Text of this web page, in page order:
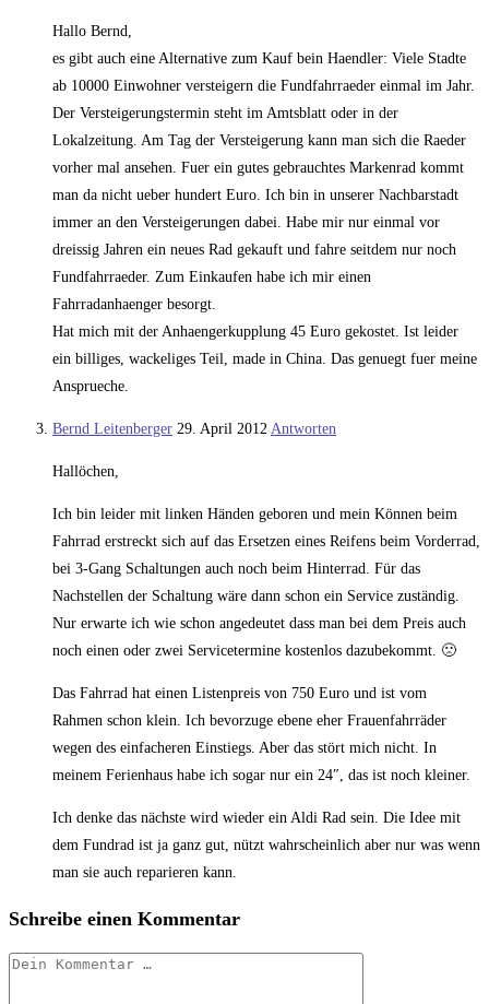
Hallo Bernd,
es gibt auch eine Alternative zum Kauf bein Haendler: Viele Stadte
ab 10000 Einwohner versteigern die Fundfahrraeder einmal im Jahr.
Der Versteigerungstermin steht im Amtsblatt oder in der
Lokalzeitung. Am Tag der Versteigerung kann man sich die Raeder
vorher mal ansehen. Fuer ein gutes gebrauchtes Markenrad kommt
man da nicht ueber hundert Euro. Ich bin in unserer Nachbarstadt
immer an den Versteigerungen dabei. Habe mir nur einmal vor
dreissig Jahren ein neues Rad gekauft und fahre seitdem nur noch
Fundfahrraeder. Zum Einkaufen habe ich mir einen
Fahrradanhaenger besorgt.
Hat mich mit der Anhaengerkupplung 45 Euro gekostet. Ist leider
ein billiges, wackeliges Teil, made in China. Das genuegt fuer meine
Ansprueche.
Bernd Leitenberger 29. April 2012 Antworten
Hallöchen,
Ich bin leider mit linken Händen geboren und mein Können beim
Fahrrad erstreckt sich auf das Ersetzen eines Reifens beim Vorderrad,
bei 3-Gang Schaltungen auch noch beim Hinterrad. Für das
Nachstellen der Schaltung wäre dann schon ein Service zuständig.
Nur erwarte ich wie schon angedeutet dass man bei dem Preis auch
noch einen oder zwei Servicetermine kostenlos dazubekommt. 🙁
Das Fahrrad hat einen Listenpreis von 750 Euro und ist vom
Rahmen schon klein. Ich bevorzuge ebene eher Frauenfahrräder
wegen des einfacheren Einstiegs. Aber das stört mich nicht. In
meinem Ferienhaus habe ich sogar nur ein 24″, das ist noch kleiner.
Ich denke das nächste wird wieder ein Aldi Rad sein. Die Idee mit
dem Fundrad ist ja ganz gut, nützt wahrscheinlich aber nur was wenn
man sie auch reparieren kann.
Schreibe einen Kommentar
Kommentar